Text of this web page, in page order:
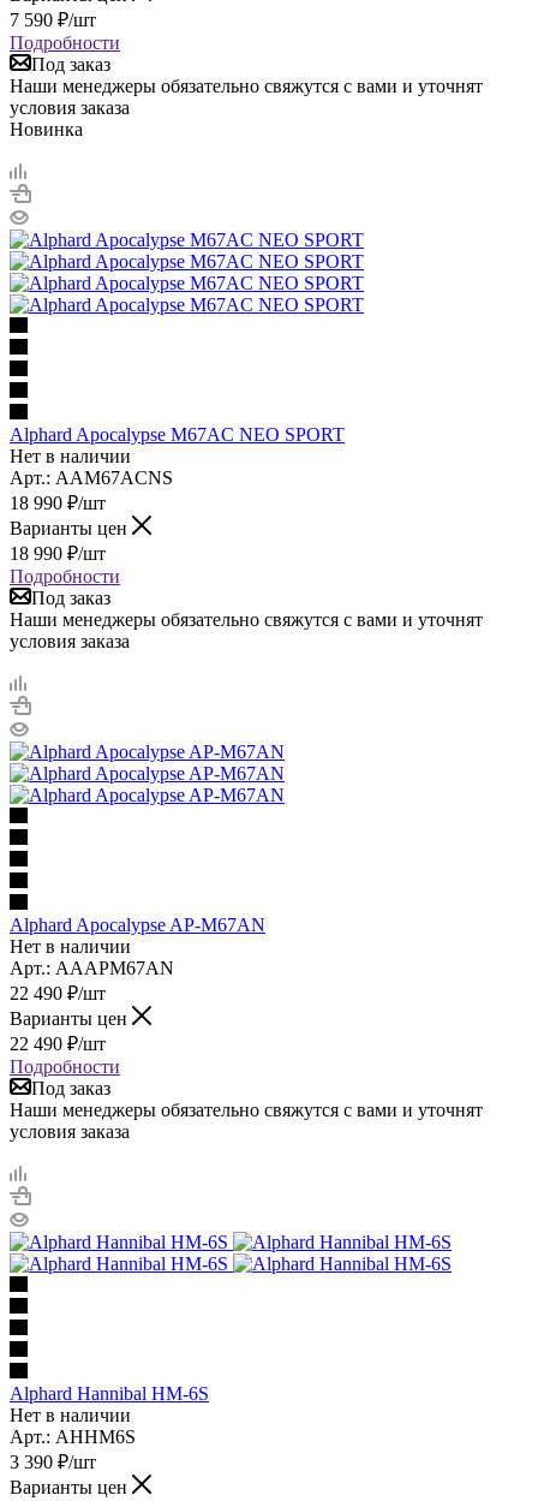
7 590 ₽/шт
Подробности
Под заказ
Наши менеджеры обязательно свяжутся с вами и уточнят
условия заказа
Новинка
Alphard Apocalypse M67AC NEO SPORT
Нет в наличии
Арт.: AAM67ACNS
18 990 ₽/шт
Варианты цен
18 990 ₽/шт
Подробности
Под заказ
Наши менеджеры обязательно свяжутся с вами и уточнят
условия заказа
Alphard Apocalypse AP-M67AN
Нет в наличии
Арт.: AAAPM67AN
22 490 ₽/шт
Варианты цен
22 490 ₽/шт
Подробности
Под заказ
Наши менеджеры обязательно свяжутся с вами и уточнят
условия заказа
Alphard Hannibal HM-6S
Нет в наличии
Арт.: AHHM6S
3 390 ₽/шт
Варианты цен